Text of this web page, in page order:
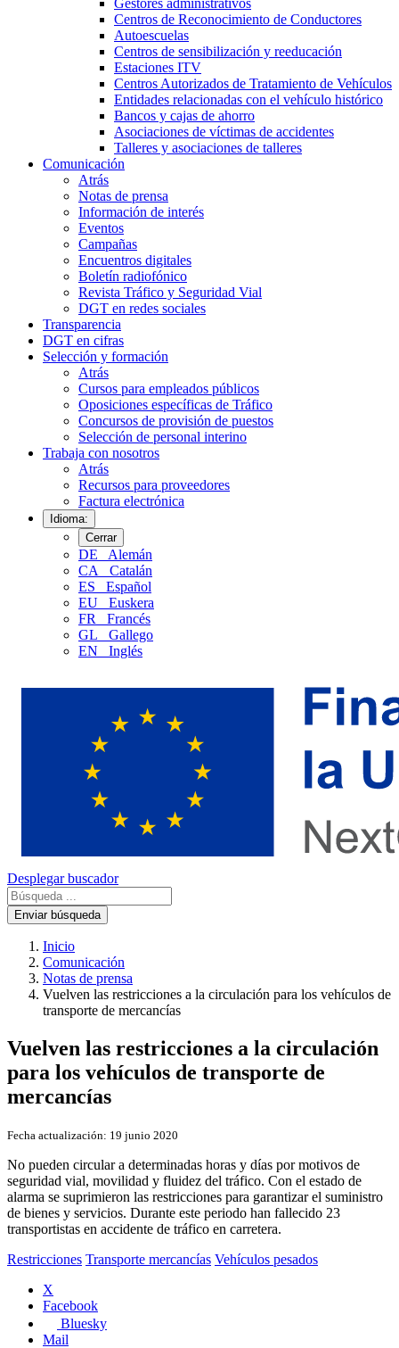
Gestores administrativos
Centros de Reconocimiento de Conductores
Autoescuelas
Centros de sensibilización y reeducación
Estaciones ITV
Centros Autorizados de Tratamiento de Vehículos
Entidades relacionadas con el vehículo histórico
Bancos y cajas de ahorro
Asociaciones de víctimas de accidentes
Talleres y asociaciones de talleres
Comunicación
Atrás
Notas de prensa
Información de interés
Eventos
Campañas
Encuentros digitales
Boletín radiofónico
Revista Tráfico y Seguridad Vial
DGT en redes sociales
Transparencia
DGT en cifras
Selección y formación
Atrás
Cursos para empleados públicos
Oposiciones específicas de Tráfico
Concursos de provisión de puestos
Selección de personal interino
Trabaja con nosotros
Atrás
Recursos para proveedores
Factura electrónica
Idioma:
Cerrar
DE
Alemán
CA
Catalán
ES
Español
EU
Euskera
FR
Francés
GL
Gallego
EN
Inglés
Desplegar buscador
Enviar búsqueda
Inicio
Comunicación
Notas de prensa
Vuelven las restricciones a la circulación para los vehículos de
transporte de mercancías
Vuelven las restricciones a la circulación
para los vehículos de transporte de
mercancías
Fecha actualización: 19 junio 2020
No pueden circular a determinadas horas y días por motivos de
seguridad vial, movilidad y fluidez del tráfico. Con el estado de
alarma se suprimieron las restricciones para garantizar el suministro
de bienes y servicios. Durante este periodo han fallecido 23
transportistas en accidente de tráfico en carretera.
Restricciones Transporte mercancías Vehículos pesados
X
Facebook
Bluesky
Mail